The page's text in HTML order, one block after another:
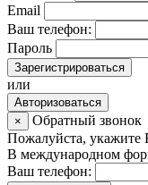
Email
Ваш телефон:
Пароль
Зарегистрироваться
или
Авторизоваться
×
Обратный звонок
Пожалуйста, укажите
В международном
Ваш телефон: